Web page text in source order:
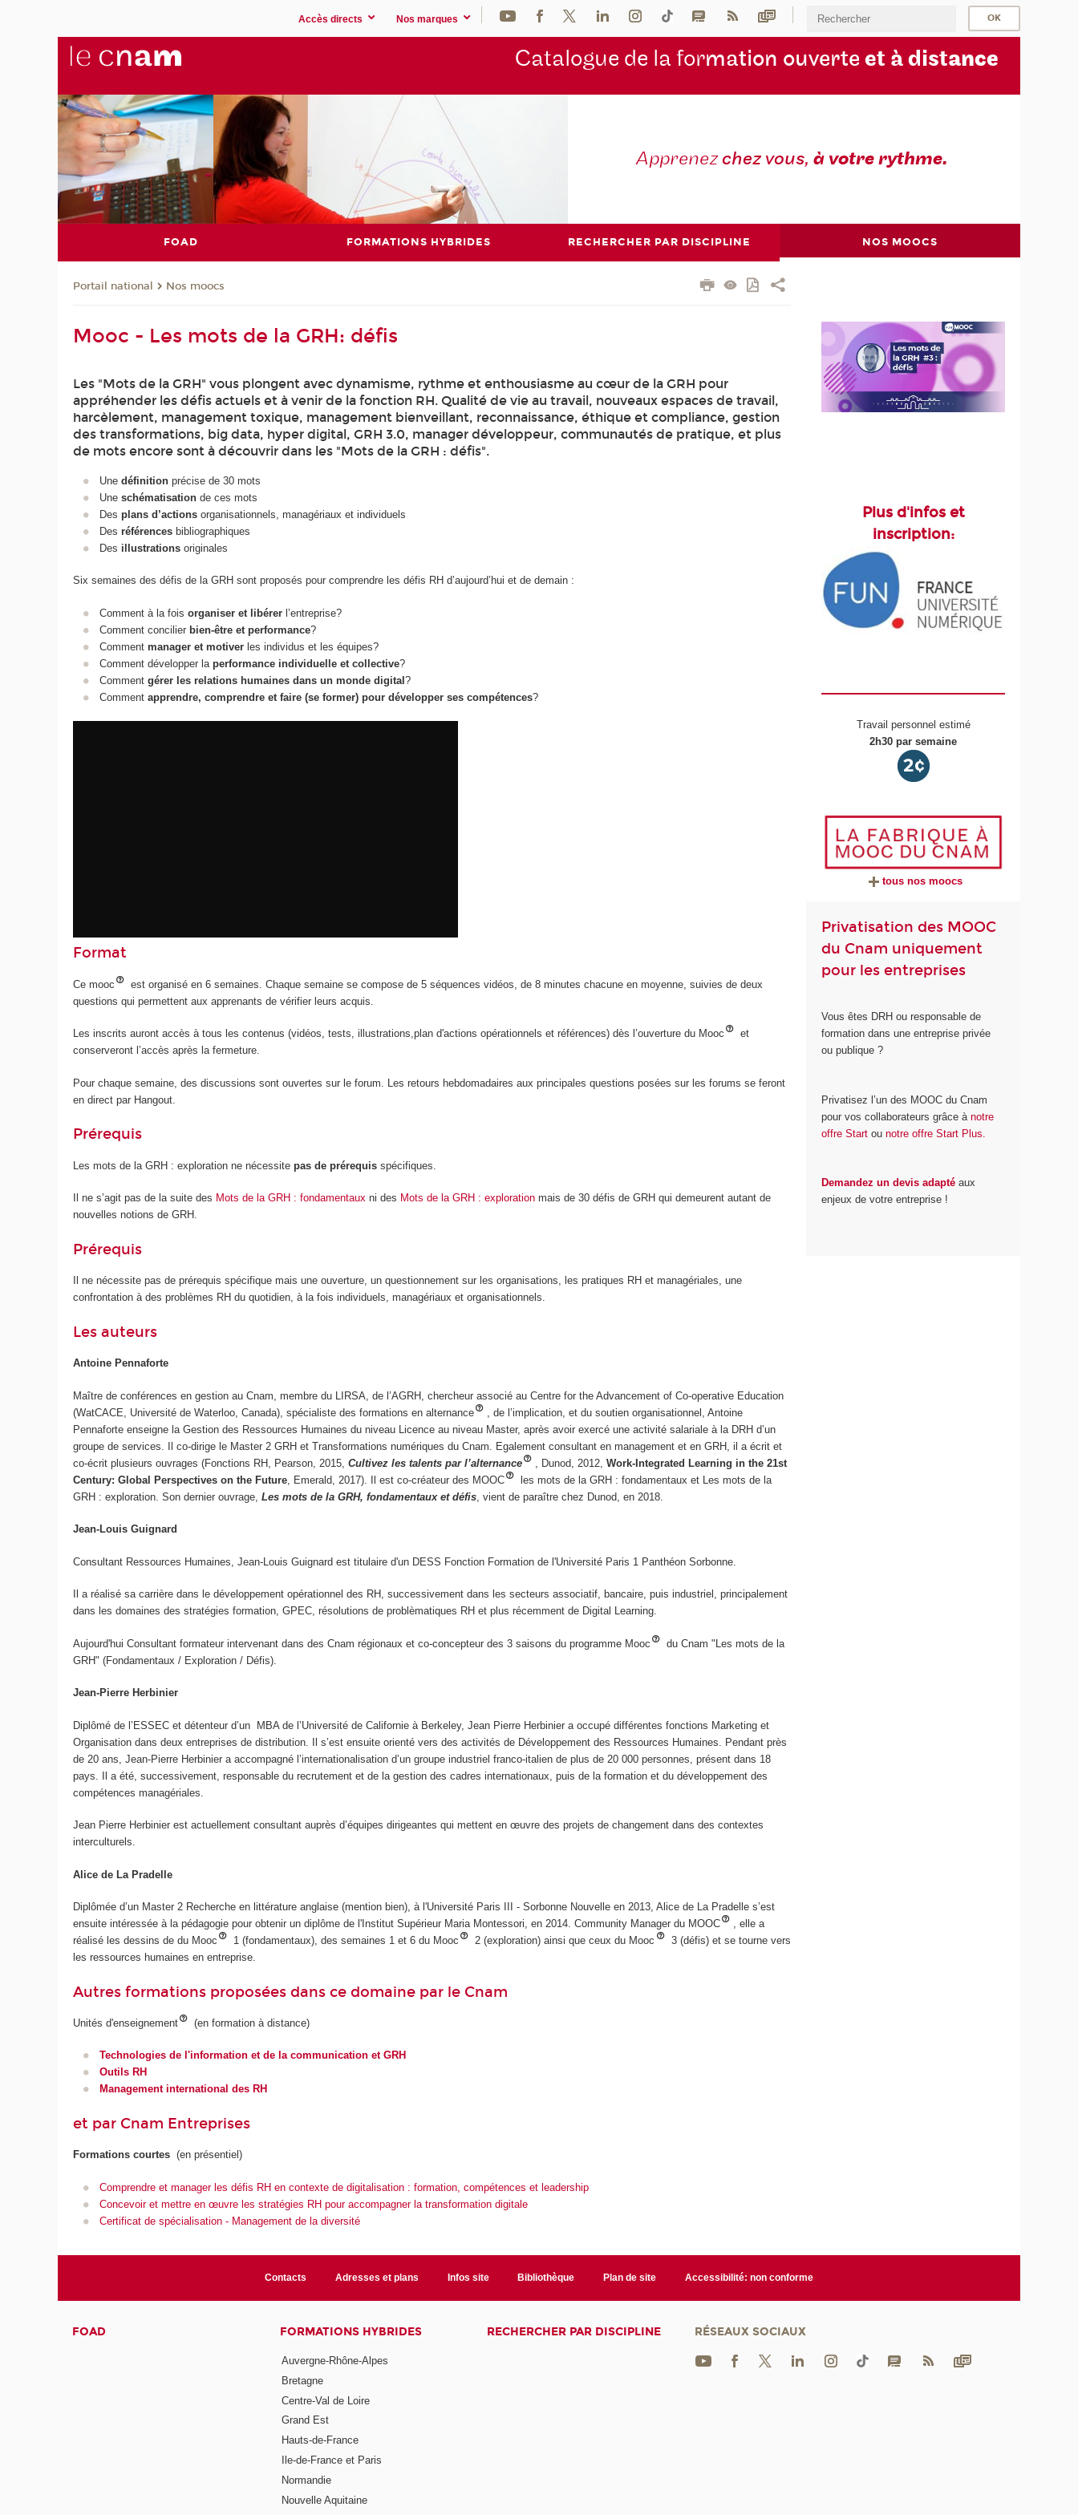
Accès directs Nos marques
Catalogue de la formation ouverte et à distance
Apprenezchez vous, à votre rythme.
FOAD FORMATIONS HYBRIDES RECHERCHER PAR DISCIPLINE NOS MOOCS
Portail national Nos moocs
Mooc - Les mots de la GRH: défis
Les "Mots de la GRH" vous plongent avec dynamisme, rythme et enthousiasme au cœur de la GRH pour
appréhender les défis actuels et à venir de la fonction RH. Qualité de vie au travail, nouveaux espaces de travail,
harcèlement, management toxique, management bienveillant, reconnaissance, éthique et compliance, gestion
des transformations, big data, hyper digital, GRH 3.0, manager développeur, communautés de pratique, et plus
de mots encore sont à découvrir dans les "Mots de la GRH : défis".
Une définition précise de 30 mots
Une schématisation de ces mots
Des plans d’actionsorganisationnels, managériaux et individuels
Des références bibliographiques
Des illustrations originales
Six semaines des défis de la GRH sont proposés pour comprendre les défis RH d’aujourd’hui et de demain :
Comment à la fois organiser et libérerl’entreprise?
Comment concilier bien-être et performance?
Comment manager et motiverles individus et les équipes?
Comment développer la performance individuelle et collective?
Commentgérer les relations humaines dans un monde digital ?
Comment apprendre, comprendre et faire (se former) pour développer ses compétences?
Format
Ce mooc
est organisé en 6 semaines. Chaque semaine se compose de 5 séquences vidéos, de 8 minutes chacune en moyenne, suivies de deux
questions qui permettent aux apprenants de vérifier leurs acquis.
Les inscrits auront accès à tous les contenus (vidéos, tests, illustrations,plan d'actions opérationnels et références) dès l’ouverture du Mooc
et
conserveront l’accès après la fermeture.
Pour chaque semaine, des discussions sont ouvertes sur le forum. Les retours hebdomadaires aux principales questions posées sur les forums se feront
en direct par Hangout.
Prérequis
Les mots de la GRH : exploration ne nécessitepas de prérequis spécifiques.
Il ne s’agit pas de la suite des Mots de la GRH : fondamentaux ni des Mots de la GRH : exploration mais de 30 défis de GRH qui demeurent autant de
nouvelles notions de GRH.
Prérequis
Il ne nécessite pas de prérequis spécifique mais une ouverture, un questionnement sur les organisations, les pratiques RH et managériales, une
confrontation à des problèmes RH du quotidien, à la fois individuels, managériaux et organisationnels.
Les auteurs
Antoine Pennaforte
Maître de conférences en gestion au Cnam, membre du LIRSA, de l’AGRH, chercheur associé au Centre for the Advancement of Co-operative Education
(WatCACE, Université de Waterloo, Canada), spécialiste des formations en alternance
, de l’implication, et du soutien organisationnel, Antoine
Pennaforte enseigne la Gestion des Ressources Humaines du niveau Licence au niveau Master, après avoir exercé une activité salariale à la DRH d’un
groupe de services. Il co-dirige le Master 2 GRH et Transformations numériques du Cnam. Egalement consultant en management et en GRH, il a écrit et
co-écrit plusieurs ouvrages (Fonctions RH, Pearson, 2015,Cultivez les talents par l’alternance , Dunod, 2012,Work-Integrated Learning in the 21st
Century: Global Perspectives on the Future , Emerald, 2017). Il est co-créateur des MOOC
les mots de la GRH : fondamentaux et Les mots de la
GRH : exploration. Son dernier ouvrage,Les mots de la GRH, fondamentaux et défis , vient de paraître chez Dunod, en 2018.
Jean-Louis Guignard
Consultant Ressources Humaines, Jean-Louis Guignard est titulaire d'un DESS Fonction Formation de l'Université Paris 1 Panthéon Sorbonne.
Il a réalisé sa carrière dans le développement opérationnel des RH, successivement dans les secteurs associatif, bancaire, puis industriel, principalement
dans les domaines des stratégies formation, GPEC, résolutions de problèmatiques RH et plus récemment de Digital Learning.
Aujourd'hui Consultant formateur intervenant dans des Cnam régionaux et co-concepteur des 3 saisons du programme Mooc
du Cnam "Les mots de la
GRH" (Fondamentaux / Exploration / Défis).
Jean-Pierre Herbinier
Diplômé de l’ESSEC et détenteur d’un MBA de l’Université de Californie à Berkeley, Jean Pierre Herbinier a occupé différentes fonctions Marketing et
Organisation dans deux entreprises de distribution. Il s’est ensuite orienté vers des activités de Développement des Ressources Humaines. Pendant près
de 20 ans, Jean-Pierre Herbinier a accompagné l’internationalisation d’un groupe industriel franco-italien de plus de 20 000 personnes, présent dans 18
pays. Il a été, successivement, responsable du recrutement et de la gestion des cadres internationaux, puis de la formation et du développement des
compétences managériales.
Jean Pierre Herbinier est actuellement consultant auprès d’équipes dirigeantes qui mettent en œuvre des projets de changement dans des contextes
interculturels.
Alice de La Pradelle
Diplômée d’un Master 2 Recherche en littérature anglaise (mention bien), à l'Université Paris III - Sorbonne Nouvelle en 2013, Alice de La Pradelle s’est
ensuite intéressée à la pédagogie pour obtenir un diplôme de l'Institut Supérieur Maria Montessori, en 2014. Community Manager du MOOC
, elle a
réalisé les dessins de du Mooc
1 (fondamentaux), des semaines 1 et 6 du Mooc 2 (exploration) ainsi que ceux du Mooc
3 (défis) et se tourne vers
les ressources humaines en entreprise.
Autres formations proposées dans ce domaine par le Cnam
Unités d'enseignement (en formation à distance)
Technologies de l'information et de la communication et GRH
Outils RH
Management international des RH
et par Cnam Entreprises
Formations courtes(en présentiel)
Comprendre et manager les défis RH en contexte de digitalisation : formation, compétences et leadership
Concevoir et mettre en œuvre les stratégies RH pour accompagner la transformation digitale
Certificat de spécialisation - Management de la diversité
Plus d'infos et
inscription:
Travail personnel estimé
2h30 par semaine
tous nos moocs
Privatisation des MOOC
du Cnam uniquement
pour les entreprises
Vous êtes DRH ou responsable de
formation dans une entreprise privée
ou publique ?
Privatisez l’un des MOOC du Cnam
pour vos collaborateurs grâce ànotre
offre Start ounotre offre Start Plus.
Demandez un devis adapté aux
enjeux de votre entreprise !
Contacts Adresses et plans Infos site Bibliothèque Plan de site Accessibilité: non conforme
FOAD FORMATIONS HYBRIDES
Auvergne-Rhône-Alpes
Bretagne
Centre-Val de Loire
Grand Est
Hauts-de-France
Ile-de-France et Paris
Normandie
Nouvelle Aquitaine
RECHERCHER PAR DISCIPLINE RÉSEAUX SOCIAUX